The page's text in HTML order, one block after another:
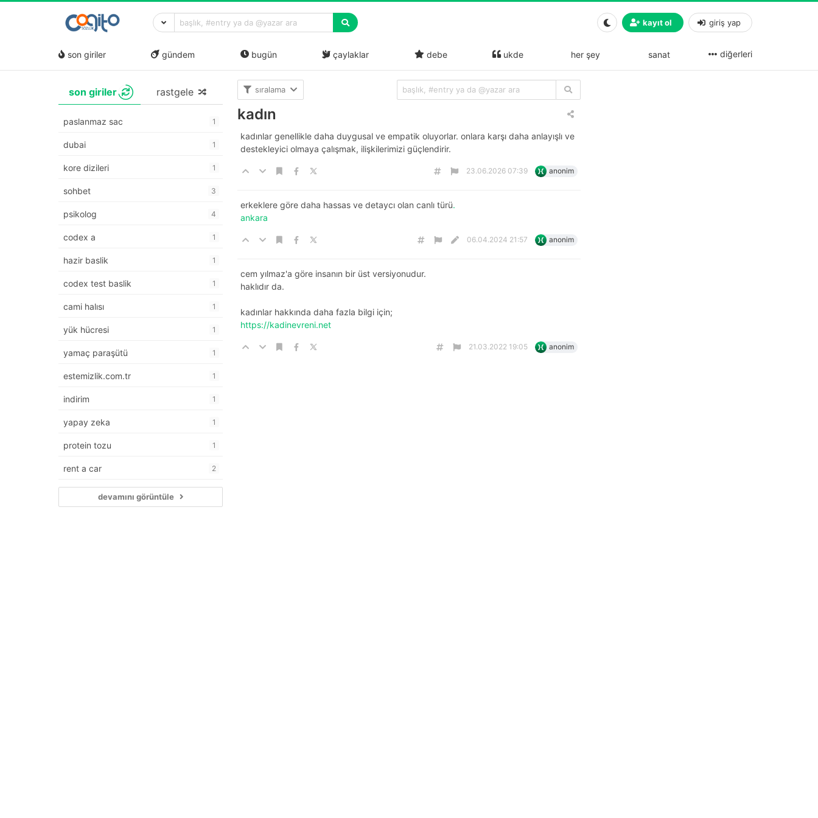
kayıt ol giriş yap
son giriler gündem bugün çaylaklar debe ukde her şey sanat diğerleri
son giriler rastgele
paslanmaz sac 1
dubai 1
kore dizileri 1
sohbet 3
psikolog 4
codex a 1
hazir baslik 1
codex test baslik 1
cami halısı 1
yük hücresi 1
yamaç paraşütü 1
estemizlik.com.tr 1
indirim 1
yapay zeka 1
protein tozu 1
rent a car 2
devamını görüntüle
sıralama
kadın
kadınlar genellikle daha duygusal ve empatik oluyorlar. onlara karşı daha anlayışlı ve
destekleyici olmaya çalışmak, ilişkilerimizi güçlendirir.
23.06.2026 07:39 anonim
erkeklere göre daha hassas ve detaycı olan canlı türü.
ankara
06.04.2024 21:57 anonim
cem yılmaz'a göre insanın bir üst versiyonudur.
haklıdır da.
kadınlar hakkında daha fazla bilgi için;
https://kadinevreni.net
21.03.2022 19:05 anonim